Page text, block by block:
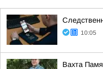
10:05
Вахта